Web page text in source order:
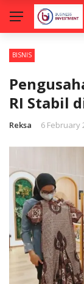
BISNIS
RI Stabil
Reksa 6 February